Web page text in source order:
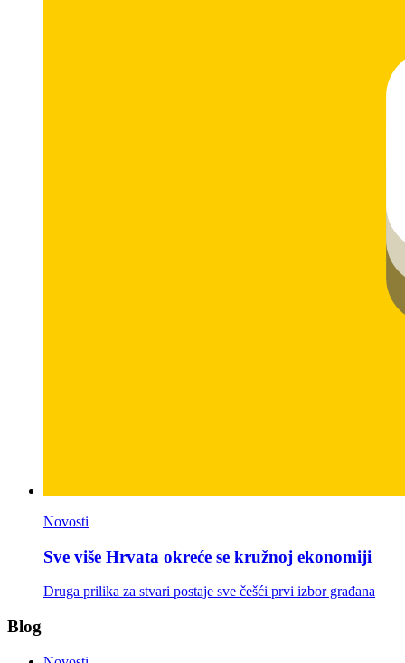
Novosti
Sve više Hrvata okreće se kružnoj ekonomiji
Druga prilika za stvari postaje sve češći prvi izbor građana
Blog